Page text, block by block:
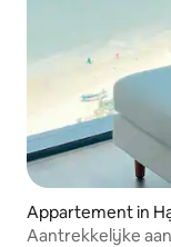
Appartement in
Aantrekkelijke